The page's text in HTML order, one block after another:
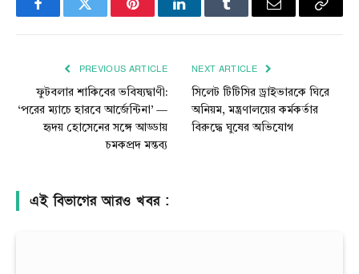
FacebookTwitter PinterestLinkedInTumblr Email
Copy
PREVIOUS ARTICLE
ফুটবলার শাকিবের ভবিষ্যদ্বাণী:
‘পরের ম্যাচে হারবে আর্জেন্টিনা’ —
হৃদয় হোসেনের সঙ্গে আড্ডায়
চমকপ্রদ মন্তব্য
NEXT ARTICLE
সিলেট টিটিসির ড্রাইভারকে ঘিরে
অনিয়ম, মন্ত্রণালয়ের কর্মকর্তার
বিরুদ্ধে ঘুষের অভিযোগ
এই বিভাগের আরও খবর :